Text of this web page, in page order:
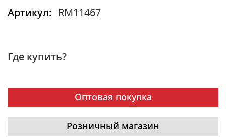
Артикул:
RM11467
Где купить?
Оптовая покупка
Розничный магазин